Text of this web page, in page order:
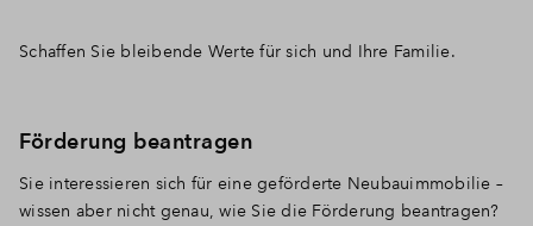
Schaffen Sie bleibende Werte für sich und Ihre Familie.
Förderung beantragen
Sie interessieren sich für eine geförderte Neubauimmobilie –
wissen aber nicht genau, wie Sie die Förderung beantragen?